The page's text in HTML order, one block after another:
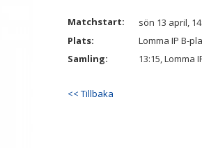
Matchstart:
sön 13 april,
Plats:
Lomma IP B-
Samling:
13:15, Lomma
<< Tillbaka